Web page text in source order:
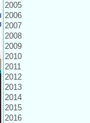
2005
2006
2007
2008
2009
2010
2011
2012
2013
2014
2015
2016